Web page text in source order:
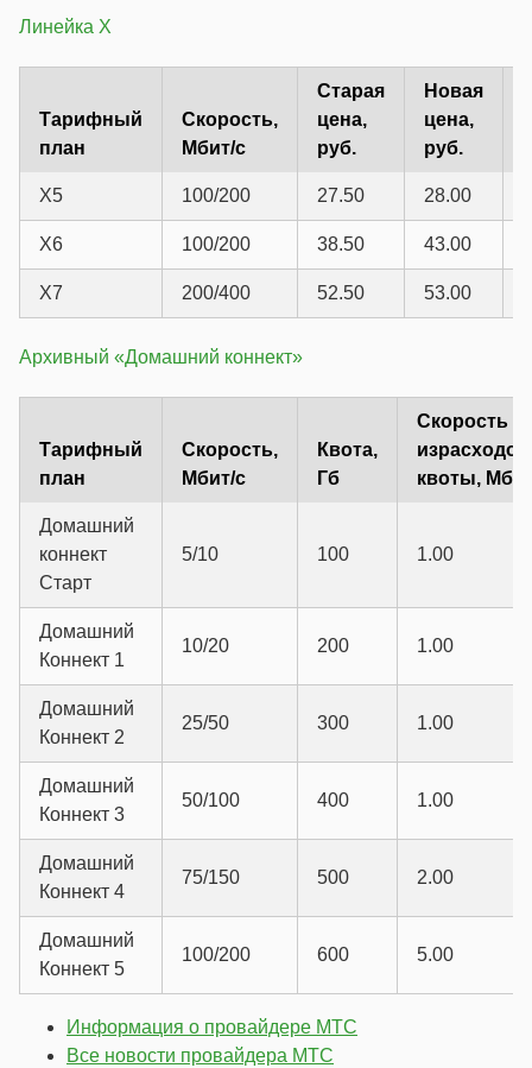
Линейка X
Тарифный
план
Скорость,
Мбит/с
Старая
цена,
руб.
Новая
цена,
руб.
X5 100/200 27.50 28.00
X6 100/200 38.50 43.00
X7 200/400 52.50 53.00
Архивный «Домашний коннект»
Тарифный
план
Скорость,
Мбит/с
Квота,
Гб
Скорость
квоты,
Домашний
коннект
Старт
5/10 100 1.00
Домашний
Коннект 1
10/20 200 1.00
Домашний
Коннект 2
25/50 300 1.00
Домашний
Коннект 3
50/100 400 1.00
Домашний
Коннект 4
75/150 500 2.00
Домашний
Коннект 5
100/200 600 5.00
Информация о провайдере МТС
Все новости провайдера МТС